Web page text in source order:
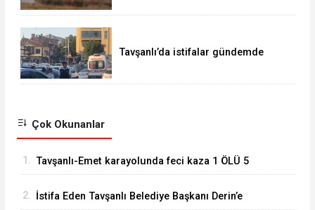
Tavşanlı’da istifalar gündemde
Çok Okunanlar
1. Tavşanlı-Emet karayolunda feci kaza 1 ÖLÜ 5
2. İstifa Eden Tavşanlı Belediye Başkanı Derin’e